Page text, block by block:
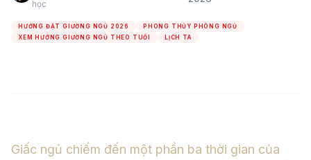
học
HƯỚNG ĐẶT GIƯỜNG NGỦ 2026
PHONG THỦY PHÒNG NGỦ
XEM HƯỚNG GIƯỜNG NGỦ THEO TUỔI
LỊCH TA
Giấc ngủ chiếm đến một phần ba thời gian của